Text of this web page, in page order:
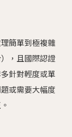
簡單到極複雜
，且國際認證
針對輕度或單
或需要大幅度